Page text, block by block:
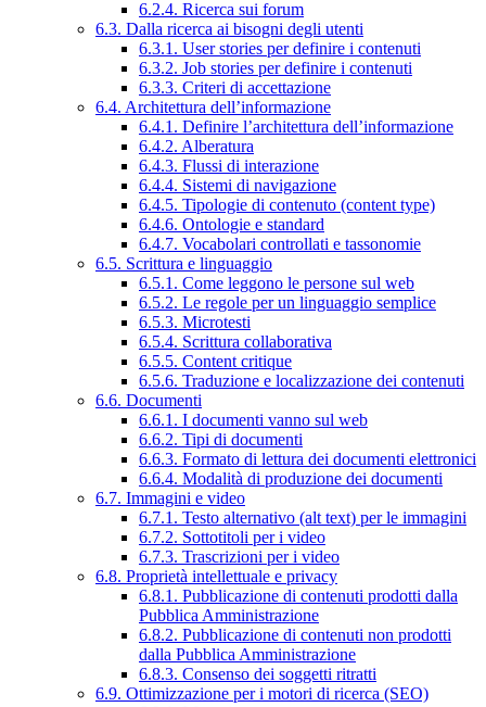
6.2.4. Ricerca sui forum
6.3. Dalla ricerca ai bisogni degli utenti
6.3.1. User stories per definire i contenuti
6.3.2. Job stories per definire i contenuti
6.3.3. Criteri di accettazione
6.4. Architettura dell’informazione
6.4.1. Definire l’architettura dell’informazione
6.4.2. Alberatura
6.4.3. Flussi di interazione
6.4.4. Sistemi di navigazione
6.4.5. Tipologie di contenuto (content type)
6.4.6. Ontologie e standard
6.4.7. Vocabolari controllati e tassonomie
6.5. Scrittura e linguaggio
6.5.1. Come leggono le persone sul web
6.5.2. Le regole per un linguaggio semplice
6.5.3. Microtesti
6.5.4. Scrittura collaborativa
6.5.5. Content critique
6.5.6. Traduzione e localizzazione dei contenuti
6.6. Documenti
6.6.1. I documenti vanno sul web
6.6.2. Tipi di documenti
6.6.3. Formato di lettura dei documenti elettronici
6.6.4. Modalità di produzione dei documenti
6.7. Immagini e video
6.7.1. Testo alternativo (alt text) per le immagini
6.7.2. Sottotitoli per i video
6.7.3. Trascrizioni per i video
6.8. Proprietà intellettuale e privacy
6.8.1. Pubblicazione di contenuti prodotti dalla
Pubblica Amministrazione
6.8.2. Pubblicazione di contenuti non prodotti
dalla Pubblica Amministrazione
6.8.3. Consenso dei soggetti ritratti
6.9. Ottimizzazione per i motori di ricerca (SEO)